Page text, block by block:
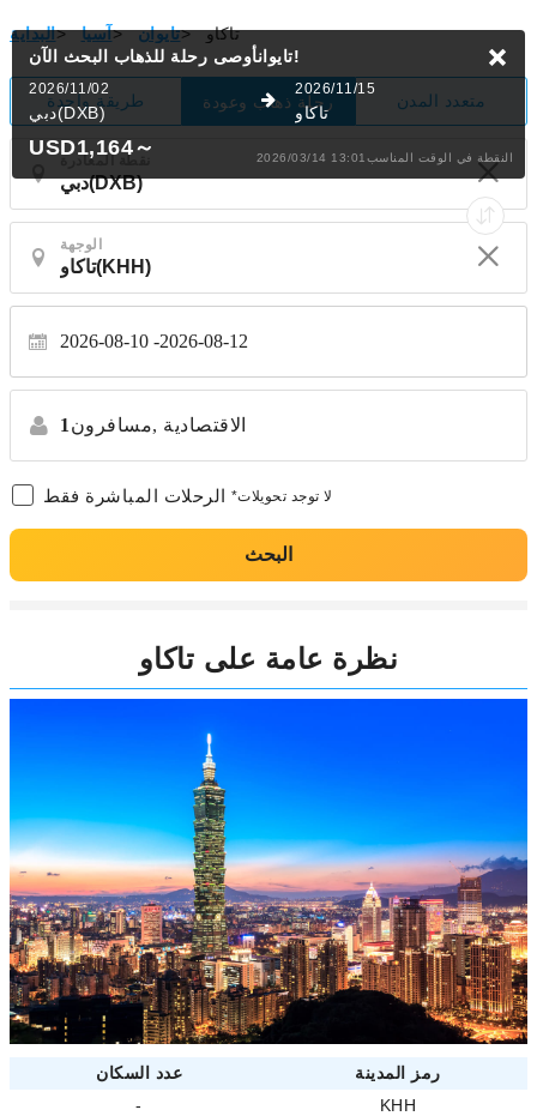
البداية> آسيا> تايوان> تاكاو
طريقة واحدة رحلة ذهاب وعودة متعدد المدن
نقطة المغادرة
الوجهة
2026-08-10 2026-08-12
1 مسافرون, الاقتصادية
الرحلات المباشرة فقط *لا توجد تحويلات
البحث
تايوانأوصى رحلة للذهابالبحث الآن!
2026/11/02
دبي(DXB)
2026/11/15
تاكاو
USD1,164～ 2026/03/14 13:01النقطة في الوقت المناسب
نظرة عامة على تاكاو
عدد السكان
رمز المدينة
-
KHH